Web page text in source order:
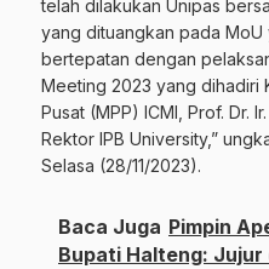
telah dilakukan Unipas
yang dituangkan pada
bertepatan dengan
Meeting 2023 yang dihadiri
Pusat (MPP) ICMI, Prof. Dr.
Rektor IPB University,”
Selasa (28/11/2023).
Baca Juga Pimpin
Bupati Halteng: Jujur